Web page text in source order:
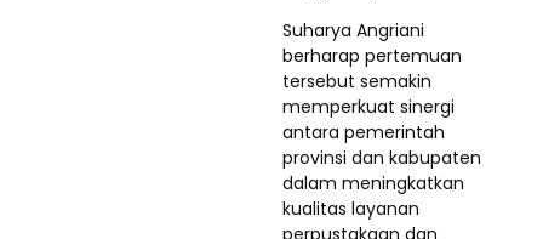
Suharya Angriani
berharap pertemuan
tersebut semakin
memperkuat sinergi
antara pemerintah
provinsi dan kabupaten
dalam meningkatkan
kualitas layanan
perpustakaan dan